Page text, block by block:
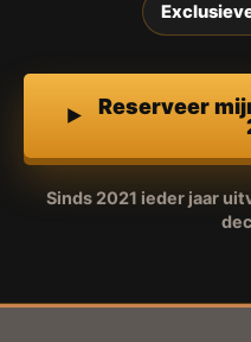
Reserveer
Sinds 2021 ieder jaar